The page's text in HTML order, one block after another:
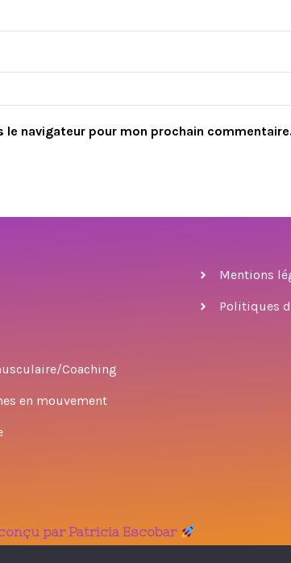
navigateur pour mon prochain
Coaching
en mouvement
Mentions
Politiques
par Patricia Escobar